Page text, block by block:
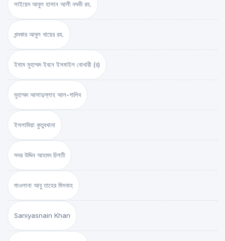
সাইয়েদ আবুল হাসান আলী নদভী রহ.
খন্দকার আবুল খায়ের রহ.
ইমাম মুহাম্মদ ইবনে ইসমাইল বোখারী (র)
মুহাম্মদ আসাদুল্লাহ আল-গালিব
ইসলামিয়া কুতুবখানা
সদর উদ্দিন আহমদ চিশতী
মাওলানা আবু তাহের মিসবাহ
Saniyasnain Khan